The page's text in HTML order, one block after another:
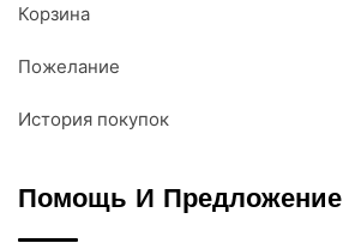
Корзина
Пожелание
История покупок
Помощь И Предложение